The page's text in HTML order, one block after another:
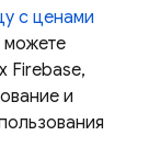
с ценами
можете
Firebase,
и